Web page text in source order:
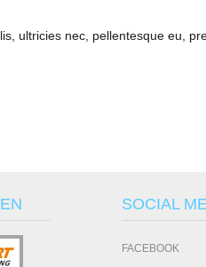
ultricies nec, pellentesque eu,
SOCIAL
FACEBOOK